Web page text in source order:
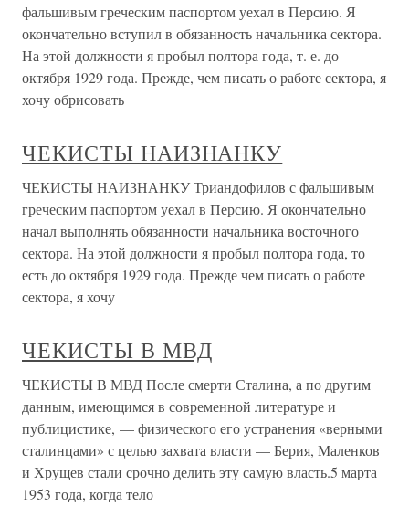
фальшивым греческим паспортом уехал в Персию. Я
окончательно вступил в обязанность начальника сектора.
На этой должности я пробыл полтора года, т. е. до
октября 1929 года. Прежде, чем писать о работе сектора, я
хочу обрисовать
ЧЕКИСТЫ НАИЗНАНКУ
ЧЕКИСТЫ НАИЗНАНКУ Триандофилов с фальшивым
греческим паспортом уехал в Персию. Я окончательно
начал выполнять обязанности начальника восточного
сектора. На этой должности я пробыл полтора года, то
есть до октября 1929 года. Прежде чем писать о работе
сектора, я хочу
ЧЕКИСТЫ В МВД
ЧЕКИСТЫ В МВД После смерти Сталина, а по другим
данным, имеющимся в современной литературе и
публицистике, — физического его устранения «верными
сталинцами» с целью захвата власти — Берия, Маленков
и Хрущев стали срочно делить эту самую власть.5 марта
1953 года, когда тело